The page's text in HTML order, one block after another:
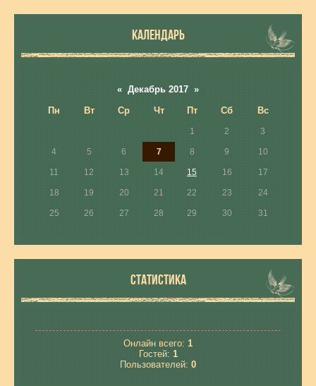
КАЛЕНДАРЬ
« Декабрь 2017 »
Пн
Вт Ср Чт Пт Сб Вс
1 2 3
4 5 6 7 8 9 10
11 12 13 14 15 16 17
18 19 20 21 22 23 24
25 26 27 28 29 30 31
СТАТИСТИКА
Онлайн всего: 1
Гостей: 1
Пользователей: 0